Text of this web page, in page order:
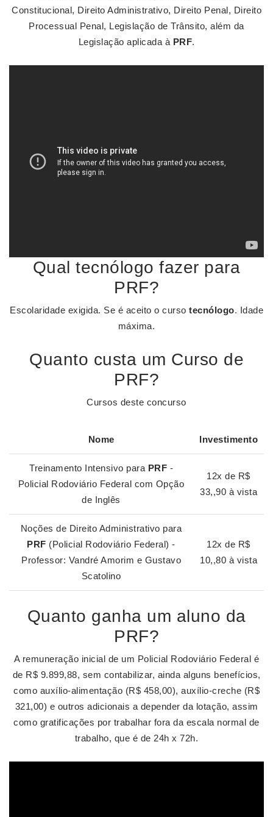
Constitucional, Direito Administrativo, Direito Penal, Direito
Processual Penal, Legislação de Trânsito, além da
Legislação aplicada à PRF.
Qual tecnólogo fazer para
PRF?
Escolaridade exigida. Se é aceito o curso tecnólogo. Idade
máxima.
Quanto custa um Curso de
PRF?
Cursos deste concurso
Nome Investimento
Treinamento Intensivo para PRF -
Policial Rodoviário Federal com Opção
de Inglês
12x de R$
33,,90 à vista
Noções de Direito Administrativo para
PRF (Policial Rodoviário Federal) -
Professor: Vandré Amorim e Gustavo
Scatolino
12x de R$
10,,80 à vista
Quanto ganha um aluno da
PRF?
A remuneração inicial de um Policial Rodoviário Federal é
de R$ 9.899,88, sem contabilizar, ainda alguns benefícios,
como auxílio-alimentação (R$ 458,00), auxílio-creche (R$
321,00) e outros adicionais a depender da lotação, assim
como gratificações por trabalhar fora da escala normal de
trabalho, que é de 24h x 72h.